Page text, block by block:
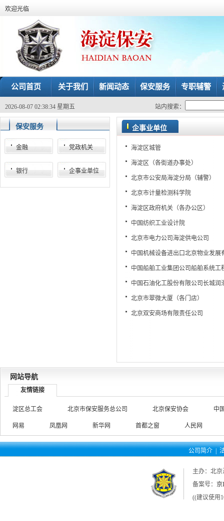
欢迎光临
公司首页 关于我们 新闻动态 保安服务 专职辅警
2026-08-07 02:38:34 星期五 站内搜索：
保安服务
金融 党政机关
银行 企事业单位
企事业单位
海淀区城管
海淀区（各街道办事处）
北京市公安局海淀分局（辅警）
北京市计量检测科学院
海淀区政府机关（各办公区）
中国纺织工业设计院
北京市电力公司海淀供电公司
中国机械设备进出口北京物业发展
中国船舶工业集团公司船舶系统工
中国石油化工股份有限公司长城润
北京市翠微大厦（各门店）
北京双安商场有限责任公司
网站导航
友情链接
淀区总工会 北京市保安服务总公司 北京保安协会 中
网易 凤凰网 新华网 首都之窗 人民网
公司简介 |
主办：北
备案号： 京
((建议使用